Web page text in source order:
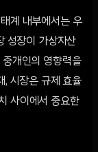
계 내부에서는 우
성장이 가상자산
개인의 영향력을
시장은 규제 효율
사이에서 중요한